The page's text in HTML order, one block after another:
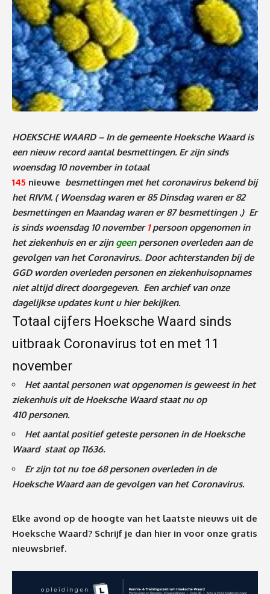
HOEKSCHE WAARD – In de gemeente Hoeksche Waard is
een nieuw record aantal besmettingen. Er zijn sinds
woensdag 10 november in totaal
145 nieuwe besmettingen met het coronavirus bekend bij
het RIVM. ( Woensdag waren er 85 Dinsdag waren er 82
besmettingen en Maandag waren er 87 besmettingen .) Er
is sinds woensdag 10 november 1 persoon opgenomen in
het ziekenhuis en er zijn geenpersonen overleden aan de
gevolgen van het Coronavirus.. Door achterstanden bij de
GGD worden overleden personen en ziekenhuisopnames
niet altijd direct doorgegeven. Een archief van onze
dagelijkse updates kunt u hierbekijken.
Totaal cijfers Hoeksche Waard sinds
uitbraak Coronavirus tot en met 11
november
Het aantal personen wat opgenomen is geweest in het
ziekenhuis uit de Hoeksche Waard staat nu op
410personen.
Het aantal positief geteste personen in de Hoeksche
Waard staat op 11636.
Er zijn tot nu toe 68 personen overleden in de
Hoeksche Waard aan de gevolgen van het Coronavirus.
Elke avond op de hoogte van het laatste nieuws uit de
Hoeksche Waard? Schrijf je dan hier in voor onze gratis
nieuwsbrief.